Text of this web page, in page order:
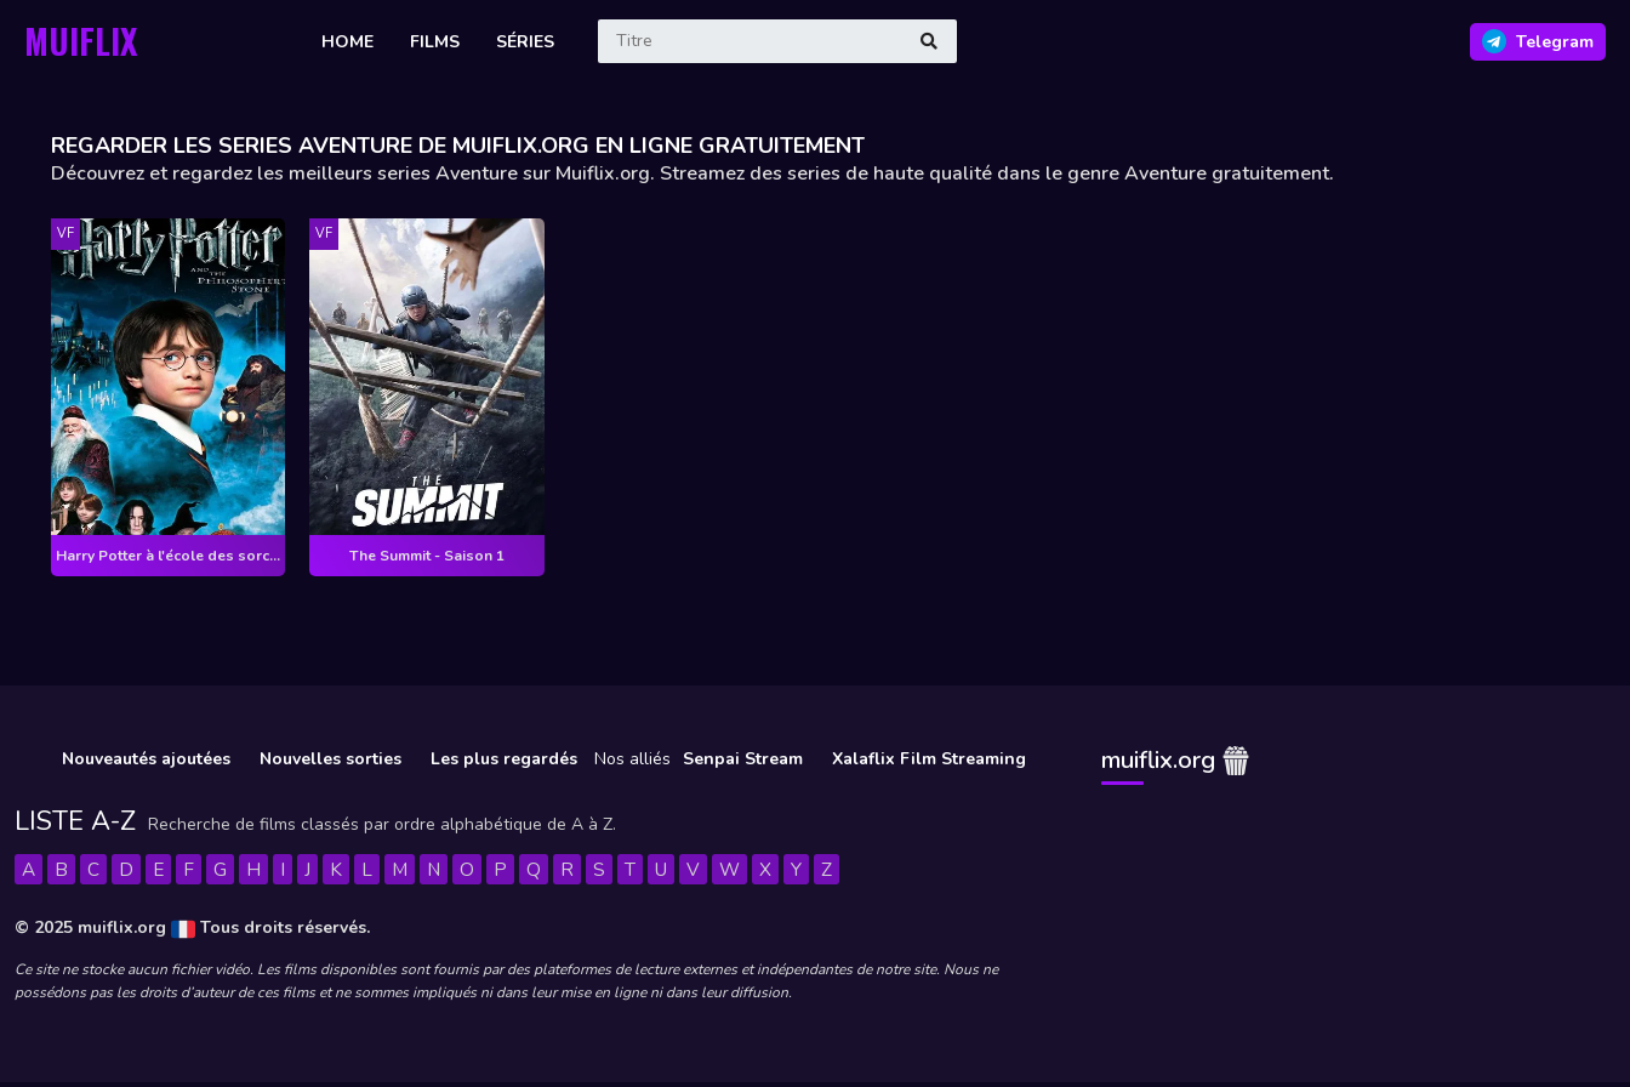
MUIFLIX HOME FILMS SÉRIES Telegram
REGARDER LES SERIES AVENTURE DE MUIFLIX.ORG EN LIGNE GRATUITEMENT
Découvrez et regardez les meilleurs series Aventure sur Muiflix.org. Streamez des series de haute qualité dans le genre Aventure gratuitement.
VF
Harry Potter à l'école des sorciers
VF
The Summit - Saison 1
Nouveautés ajoutées Nouvelles sorties Les plus regardés Nos alliés Senpai Stream Xalaflix Film Streaming
LISTE A-Z Recherche de films classés par ordre alphabétique de A à Z.
A B C D E F G H I J K L M N O P Q R S T U V W X Y Z
© 2025 muiflix.org Tous droits réservés.
Ce site ne stocke aucun fichier vidéo. Les films disponibles sont fournis par des plateformes de lecture externes et indépendantes de notre site. Nous ne
possédons pas les droits d’auteur de ces films et ne sommes impliqués ni dans leur mise en ligne ni dans leur diffusion.
muiflix.org